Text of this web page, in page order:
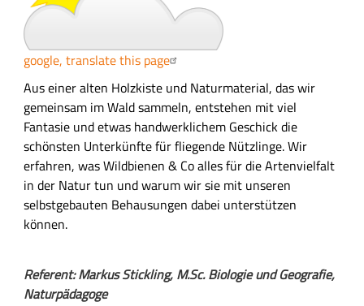
u
n
g
google, translate this page
A
u
s
f
ü
h
r
l
h
e
Aus einer alten Holzkiste und Naturmaterial, das wir
gemeinsam im Wald sammeln, entstehen mit viel
Fantasie und etwas handwerklichem Geschick die
schönsten Unterkünfte für fliegende Nützlinge. Wir
erfahren, was Wildbienen & Co alles für die Artenvielfalt
in der Natur tun und warum wir sie mit unseren
selbstgebauten Behausungen dabei unterstützen
können.
Referent: Markus Stickling, M.Sc. Biologie und Geografie,
Naturpädagoge